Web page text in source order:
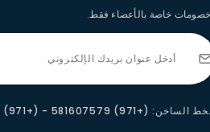
خاصة بالأعضاء فقط.
الساخن: (+971) 581607579 - (+971) 567806367